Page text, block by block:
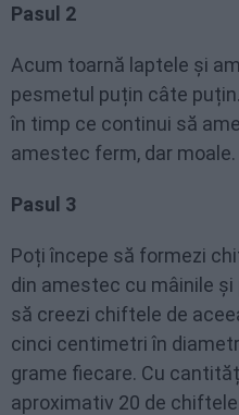
Pasul 2
Acum toarnă laptele și
pesmetul puțin câte
în timp ce continui să
amestec ferm, dar moale.
Pasul 3
Poți începe să formezi
din amestec cu mâinile și
să creezi chiftele de
cinci centimetri în
grame fiecare. Cu
aproximativ 20 de